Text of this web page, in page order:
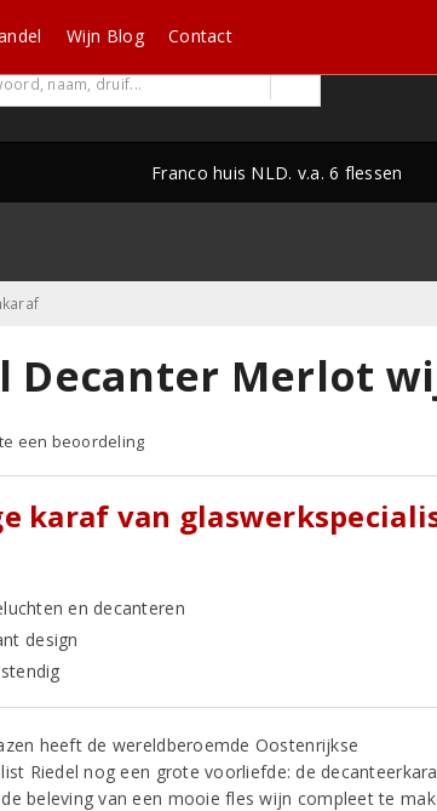
Franco huis NLD. v.a. 6 flessen
Wijn Blog Contact
Decanter Merlot
een beoordeling
karaf van
en decanteren
design
heeft de wereldberoemde Oostenrijkse
Riedel nog een grote voorliefde: de
beleving van een mooie fles wijn compleet te